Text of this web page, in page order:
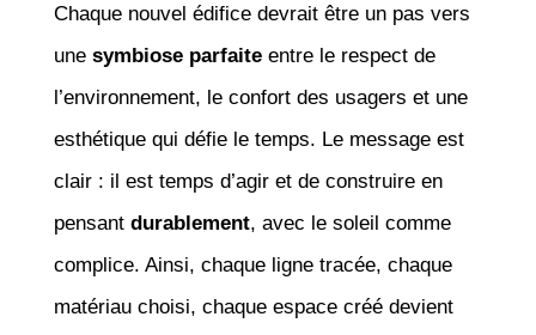
Chaque nouvel édifice devrait être un pas vers
une symbiose parfaiteentre le respect de
l’environnement, le confort des usagers et une
esthétique qui défie le temps. Le message est
clair : il est temps d’agir et de construire en
pensant durablement, avec le soleil comme
complice. Ainsi, chaque ligne tracée, chaque
matériau choisi, chaque espace créé devient